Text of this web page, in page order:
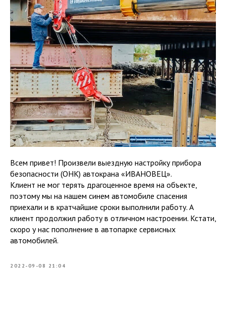
Всем привет! Произвели выездную настройку прибора
безопасности (ОНК) автокрана «ИВАНОВЕЦ».
Клиент не мог терять драгоценное время на объекте,
поэтому мы на нашем синем автомобиле спасения
приехали и в кратчайшие сроки выполнили работу. А
клиент продолжил работу в отличном настроении. Кстати,
скоро у нас пополнение в автопарке сервисных
автомобилей.
2022-09-08 21:04